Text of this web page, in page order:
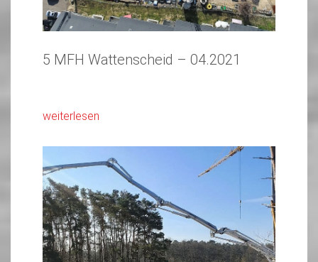
5 MFH Wattenscheid – 04.2021
weiterlesen